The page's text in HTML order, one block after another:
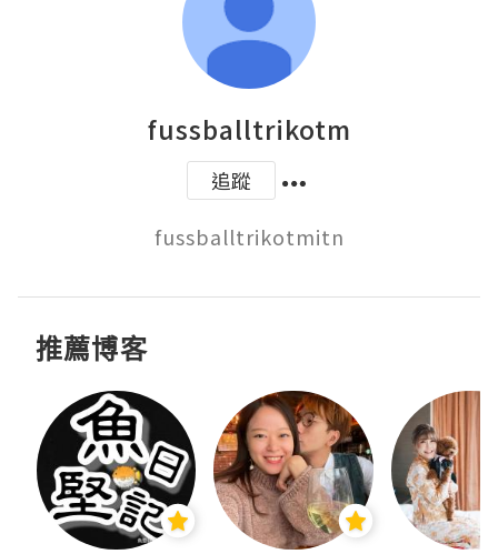
fussballtrikotm
追蹤
推薦博客